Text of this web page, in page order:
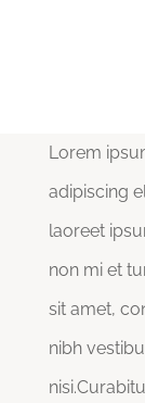
Lorem
adipiscing
laoreet
non mi et
sit amet,
nibh